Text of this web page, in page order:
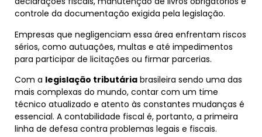
controle da documentação exigida pela legislação.
Empresas que negligenciam essa área enfrentam riscos
sérios, como autuações, multas e até impedimentos
para participar de licitações ou firmar parcerias.
Com a legislação tributária brasileira sendo uma das
mais complexas do mundo, contar com um time
técnico atualizado e atento às constantes mudanças é
essencial. A contabilidade fiscal é, portanto, a primeira
linha de defesa contra problemas legais e fiscais.